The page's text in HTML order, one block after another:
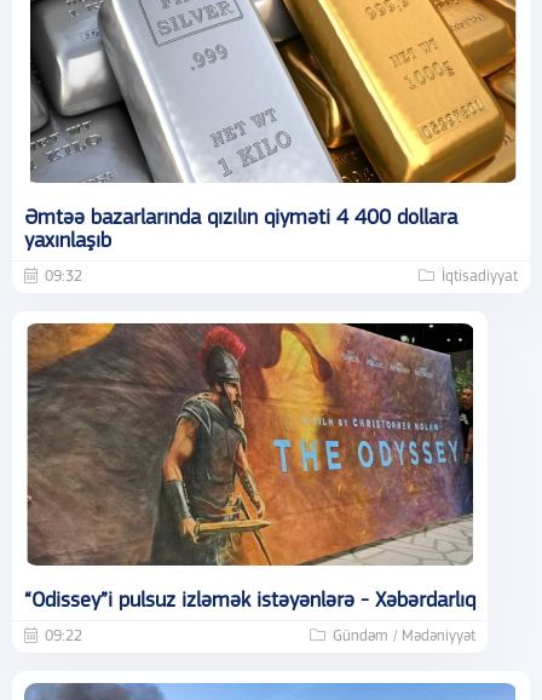
Əmtəə bazarlarında qızılın qiyməti 4 400 dollara
yaxınlaşıb
09:32 İqtisadiyyat
“Odissey”i pulsuz izləmək istəyənlərə - Xəbərdarlıq
09:22 Gündəm / Mədəniyyət